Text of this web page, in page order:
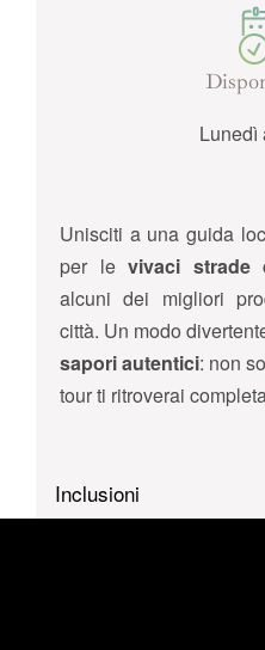
Lunedì
Unisciti a una guida
per le vivaci strade
alcuni dei migliori
città. Un modo
sapori autentici: non
tour ti ritroverai
Inclusioni